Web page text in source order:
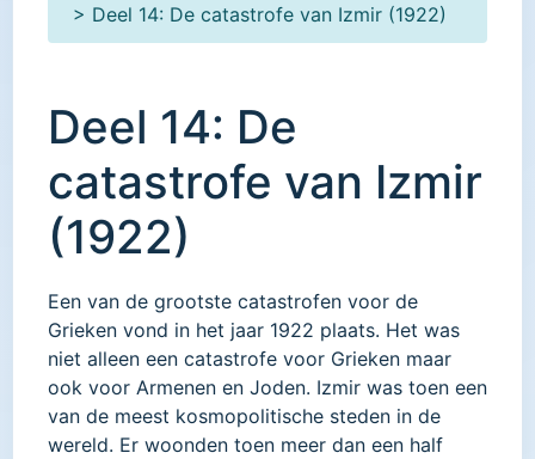
> Deel 14: De catastrofe van Izmir (1922)
Deel 14: De
catastrofe van Izmir
(1922)
Een van de grootste catastrofen voor de
Grieken vond in het jaar 1922 plaats. Het was
niet alleen een catastrofe voor Grieken maar
ook voor Armenen en Joden. Izmir was toen een
van de meest kosmopolitische steden in de
wereld. Er woonden toen meer dan een half